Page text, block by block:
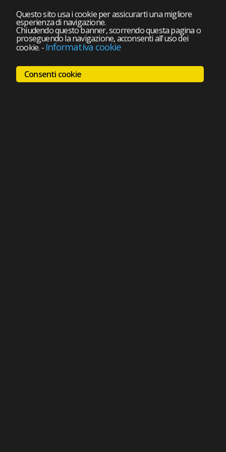
Questo sito usa i cookie per assicurarti una migliore
esperienza di navigazione.
Chiudendo questo banner, scorrendo questa pagina o
proseguendo la navigazione, acconsenti all'uso dei
cookie. - Informativa cookie
Consenti cookie